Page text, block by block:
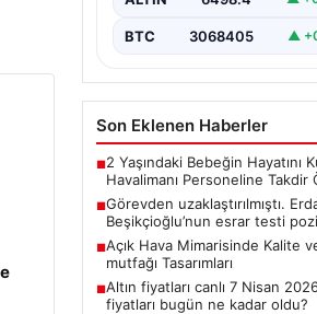
Detayları”,”content”: “
BTC 3068405 ▲
Son Eklenen Haberler
■2 Yaşındaki Bebeğin Hayatını
Havalimanı Personeline Takdir
■Görevden uzaklaştırılmıştı.
Beşikçioğlu’nun esrar testi
■Açık Hava Mimarisinde Kalite
mutfağı Tasarımları
■Altın fiyatları canlı 7 Nisan
fiyatları bugün ne kadar oldu?